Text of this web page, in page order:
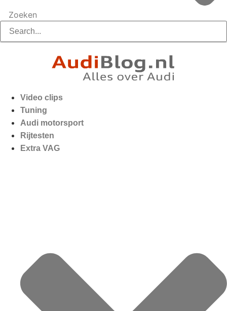
Zoeken
Video clips
Tuning
Audi motorsport
Rijtesten
Extra VAG